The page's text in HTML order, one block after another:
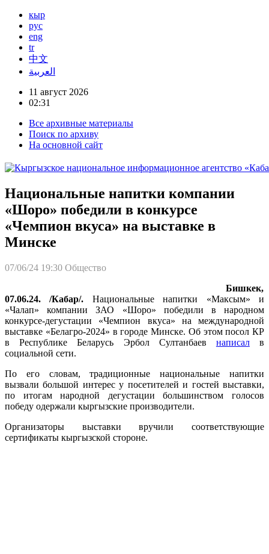
кыр
рус
eng
tr
中文
العربية
11 август 2026
02:31
Все архивные материалы
Поиск по архиву
На основной сайт
Национальные напитки компании
«Шоро» победили в конкурсе
«Чемпион вкуса» на выставке в
Минске
07/06/24 19:30 Общество
Бишкек,
07.06.24. /Кабар/. Национальные напитки «Максым» и
«Чалап» компании ЗАО «Шоро» победили в народном
конкурсе-дегустации «Чемпион вкуса» на международной
выставке «Белагро-2024» в городе Минске. Об этом посол КР
в Республике Беларусь Эрбол Султанбаев написалв
социальной сети.
По его словам, традиционные национальные напитки
вызвали большой интерес у посетителей и гостей выставки,
по итогам народной дегустации большинством голосов
победу одержали кыргызские производители.
Организаторы выставки вручили соответствующие
сертификаты кыргызской стороне.